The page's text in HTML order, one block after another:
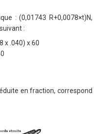
: (0,01743 R+0,0078×t)N,
:
x .040) x 60
en fraction, correspond